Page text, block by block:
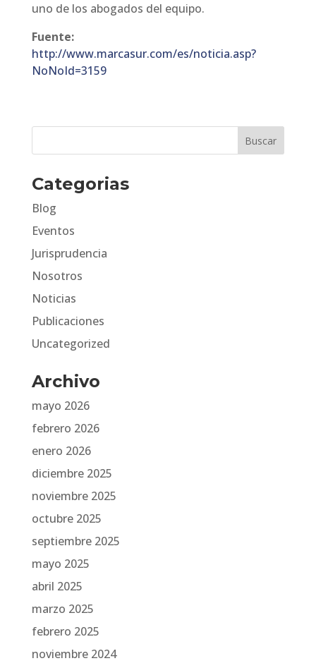
uno de los abogados del equipo.
Fuente:
http://www.marcasur.com/es/noticia.asp?
NoNoId=3159
Categorias
Blog
Eventos
Jurisprudencia
Nosotros
Noticias
Publicaciones
Uncategorized
Archivo
mayo 2026
febrero 2026
enero 2026
diciembre 2025
noviembre 2025
octubre 2025
septiembre 2025
mayo 2025
abril 2025
marzo 2025
febrero 2025
noviembre 2024